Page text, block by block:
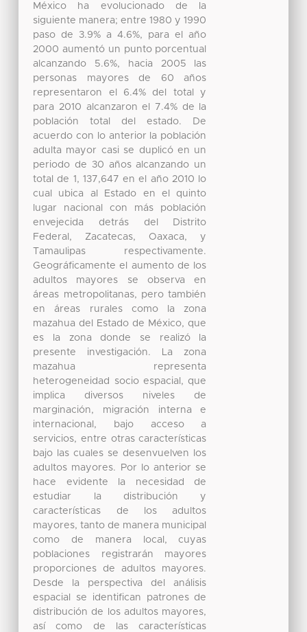
México ha evolucionado de la
siguiente manera; entre 1980 y 1990
paso de 3.9% a 4.6%, para el año
2000 aumentó un punto porcentual
alcanzando 5.6%, hacia 2005 las
personas mayores de 60 años
representaron el 6.4% del total y
para 2010 alcanzaron el 7.4% de la
población total del estado. De
acuerdo con lo anterior la población
adulta mayor casi se duplicó en un
periodo de 30 años alcanzando un
total de 1, 137,647 en el año 2010 lo
cual ubica al Estado en el quinto
lugar nacional con más población
envejecida detrás del Distrito
Federal, Zacatecas, Oaxaca, y
Tamaulipas respectivamente.
Geográficamente el aumento de los
adultos mayores se observa en
áreas metropolitanas, pero también
en áreas rurales como la zona
mazahua del Estado de México, que
es la zona donde se realizó la
presente investigación. La zona
mazahua representa
heterogeneidad socio espacial, que
implica diversos niveles de
marginación, migración interna e
internacional, bajo acceso a
servicios, entre otras características
bajo las cuales se desenvuelven los
adultos mayores. Por lo anterior se
hace evidente la necesidad de
estudiar la distribución y
características de los adultos
mayores, tanto de manera municipal
como de manera local, cuyas
poblaciones registrarán mayores
proporciones de adultos mayores.
Desde la perspectiva del análisis
espacial se identifican patrones de
distribución de los adultos mayores,
así como de las características